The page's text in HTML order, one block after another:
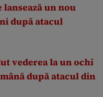
un nou
după atacul
vederea la un ochi
după atacul din